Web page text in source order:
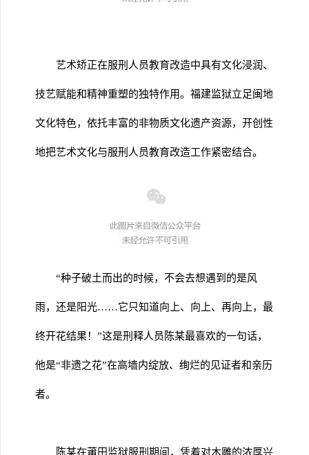
艺术矫正在服刑人员教育改造中具有文化浸润、
技艺赋能和精神重塑的独特作用。福建监狱立足闽地
文化特色，依托丰富的非物质文化遗产资源，开创性
地把艺术文化与服刑人员教育改造工作紧密结合。
“种子破土而出的时候，不会去想遇到的是风
雨，还是阳光……它只知道向上、向上、再向上，最
终开花结果！”这是刑释人员陈某最喜欢的一句话，
他是“非遗之花”在高墙内绽放、绚烂的见证者和亲历
者。
陈某在莆田监狱服刑期间，凭着对木雕的浓厚兴